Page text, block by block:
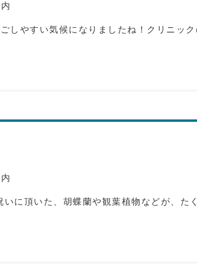
しやすい気候になりましたね！クリニッ
いに頂いた、胡蝶蘭や観葉植物などが、た